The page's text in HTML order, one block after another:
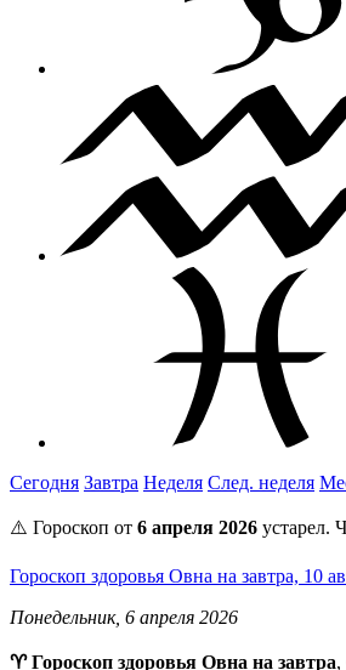
Сегодня Завтра Неделя След. неделя
⚠️ Гороскоп от 6 апреля 2026 устарел.
Гороскоп здоровья Овна на завтра, 10
Понедельник, 6 апреля 2026
♈ Гороскоп здоровья Овна на завтра,